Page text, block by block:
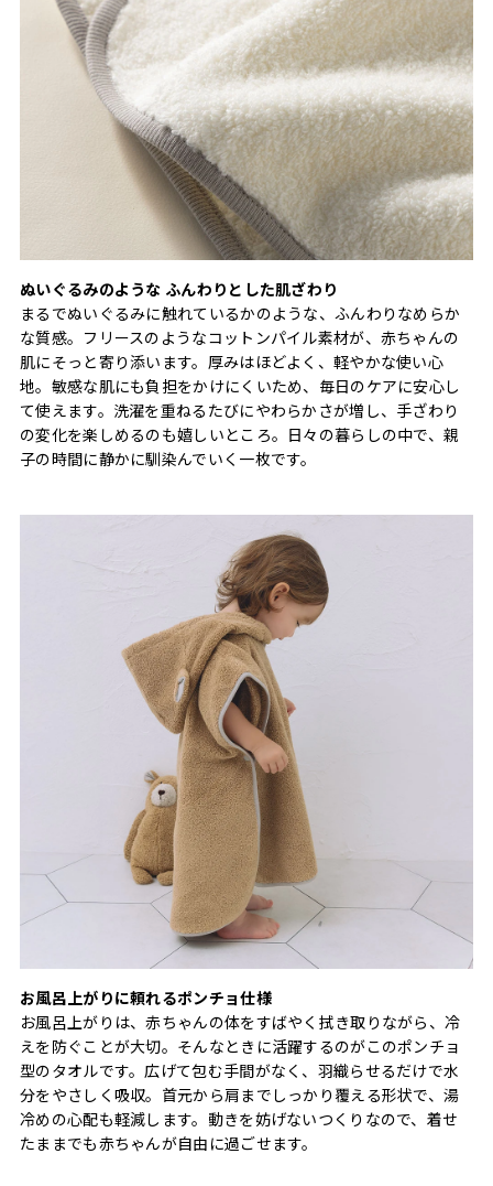
ぬいぐるみのような ふんわりとした肌ざわり
まるでぬいぐるみに触れているかのような、ふんわりなめらか
な質感。フリースのようなコットンパイル素材が、赤ちゃんの
肌にそっと寄り添います。厚みはほどよく、軽やかな使い心
地。敏感な肌にも負担をかけにくいため、毎日のケアに安心し
て使えます。洗濯を重ねるたびにやわらかさが増し、手ざわり
の変化を楽しめるのも嬉しいところ。日々の暮らしの中で、親
子の時間に静かに馴染んでいく一枚です。
お風呂上がりに頼れるポンチョ仕様
お風呂上がりは、赤ちゃんの体をすばやく拭き取りながら、冷
えを防ぐことが大切。そんなときに活躍するのがこのポンチョ
型のタオルです。広げて包む手間がなく、羽織らせるだけで水
分をやさしく吸収。首元から肩までしっかり覆える形状で、湯
冷めの心配も軽減します。動きを妨げないつくりなので、着せ
たままでも赤ちゃんが自由に過ごせます。